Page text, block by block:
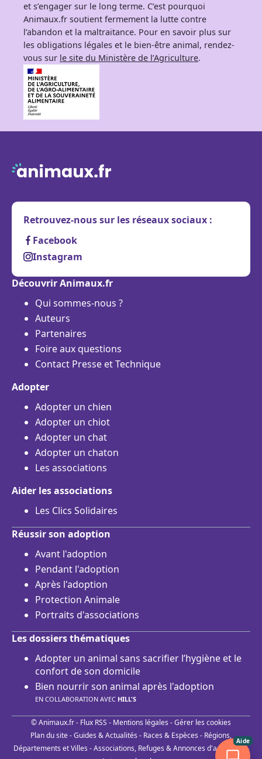
et s’engager sur le long terme. C’est pourquoi
Animaux.fr soutient fermement la lutte contre
l’abandon et la maltraitance. Pour en savoir plus sur
les obligations légales et le bien-être animal, rendez-
vous sur le site du Ministère de l’Agriculture.
Retrouvez-nous sur les réseaux sociaux :
Facebook
Instagram
Découvrir Animaux.fr
Qui sommes-nous ?
Auteurs
Partenaires
Foire aux questions
Contact Presse et Technique
Adopter
Adopter un chien
Adopter un chiot
Adopter un chat
Adopter un chaton
Les associations
Aider les associations
Les Clics Solidaires
Réussir son adoption
Avant l'adoption
Pendant l'adoption
Après l'adoption
Protection Animale
Portraits d'associations
Les dossiers thématiques
Adopter un animal sans sacrifier l’hygiène et le
confort de son domicile
Bien nourrir son animal après l'adoption
EN COLLABORATION AVEC HILL'S
© Animaux.fr - Flux RSS - Mentions légales -Gérer les cookies
Plan du site-Guides & Actualités - Races & Espèces - Régions,
Départements et Villes -Associations, Refuges & Annonces d'adoptions-
Aide